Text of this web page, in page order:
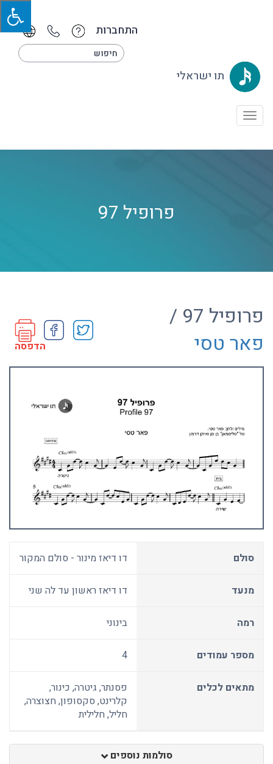
התחברות
תו ישראלי
Toggle
פרופיל 97
פרופיל 97 /
פאר טסי
הדפסה
סולם דו דיאז מינור - סולם המקור
מנעד דו דיאז ראשון עד לה שני
רמה בינוני
מספר עמודים 4
מתאים לכלים
פסנתר, גיטרה, כינור,
קלרינט, סקסופון, חצוצרה,
חליל, חלילית
סולמות נוספים